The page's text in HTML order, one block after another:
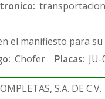
el manifiesto para
Chofer Placas:
S.A. DE C.V.